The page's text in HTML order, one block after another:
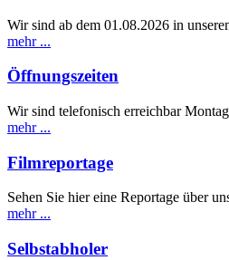
Wir sind ab dem 01.08.2026 in
mehr ...
Öffnungszeiten
Wir sind telefonisch erreichbar
mehr ...
Filmreportage
Sehen Sie hier eine Reportage über
mehr ...
Selbstabholer